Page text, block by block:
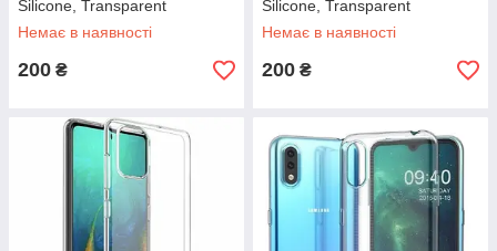
Silicone, Transparent
Немає в наявності
200 ₴
Silicone, Transparent
Немає в наявності
200 ₴